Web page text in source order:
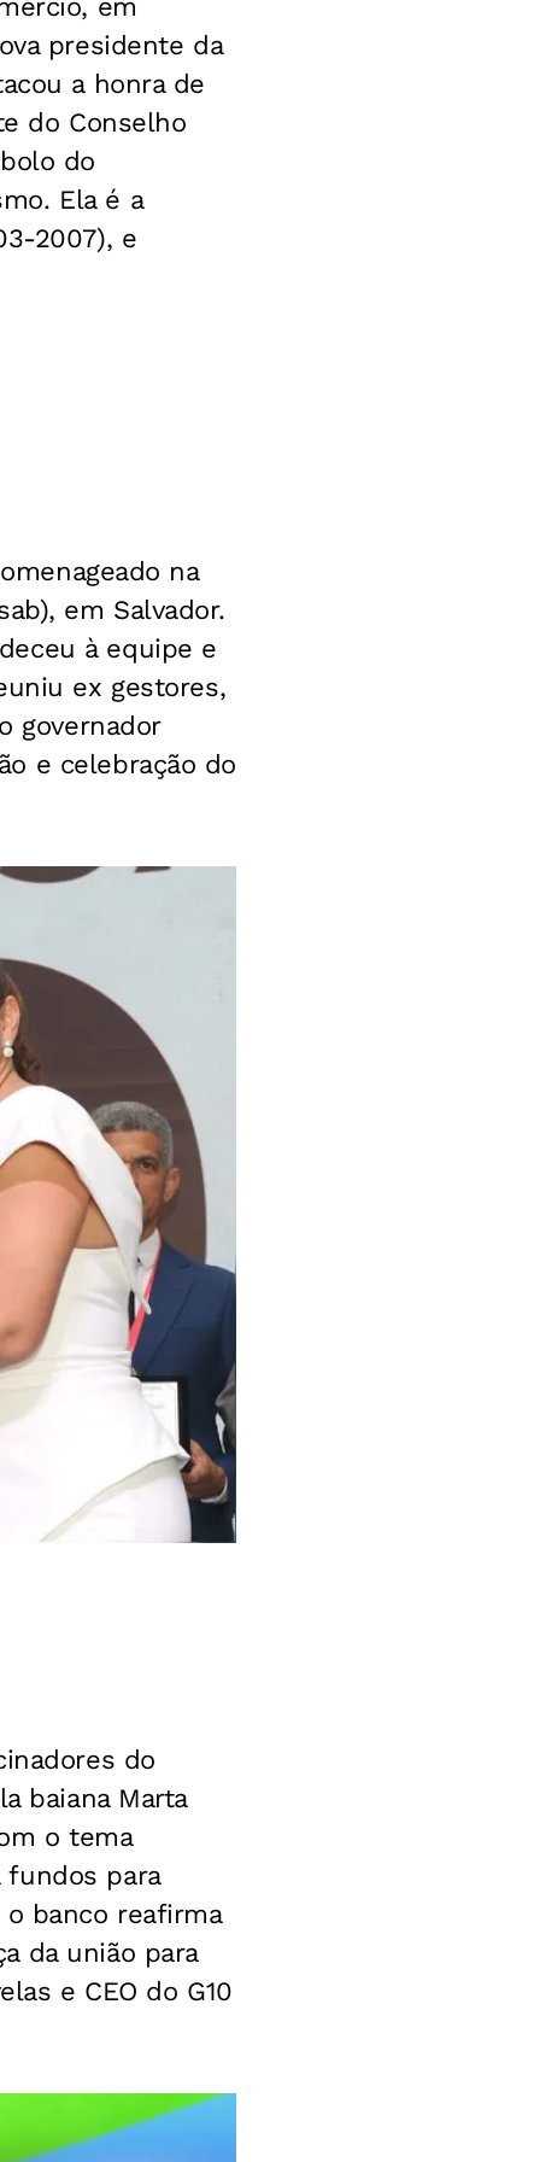
em
presidente da
a honra de
do Conselho
do
Ela é a
2007), e
na
em Salvador.
à equipe e
ex gestores,
governador
e celebração do
do
baiana Marta
o tema
fundos para
banco reafirma
da união para
e CEO do G10